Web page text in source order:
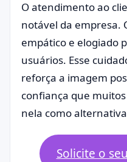
O atendimento ao
notável da empresa.
empático e elogiado
usuários. Esse
reforça a imagem
confiança que
nela como
Solicite o